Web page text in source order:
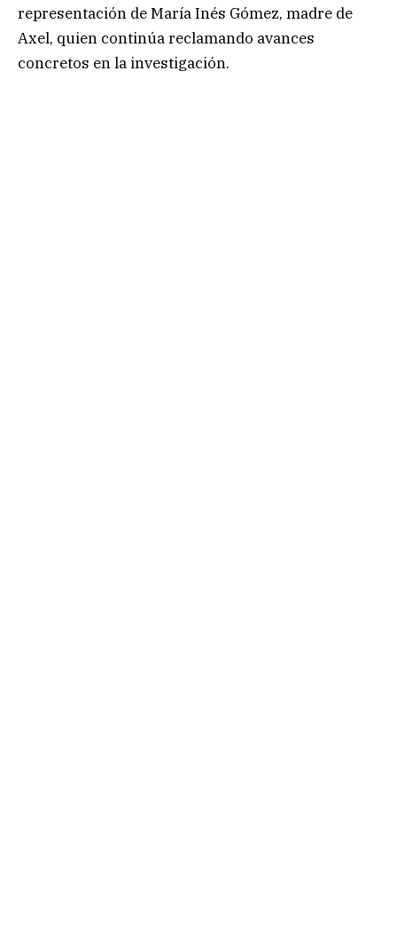
representación de María Inés Gómez, madre de
Axel, quien continúa reclamando avances
concretos en la investigación.